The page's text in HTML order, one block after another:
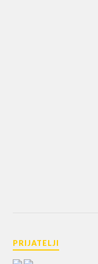
PRIJATELJI